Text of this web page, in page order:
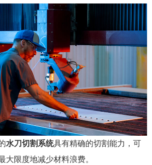
水刀切割系统具有精确的切割能力，可
大限度地减少材料浪费。